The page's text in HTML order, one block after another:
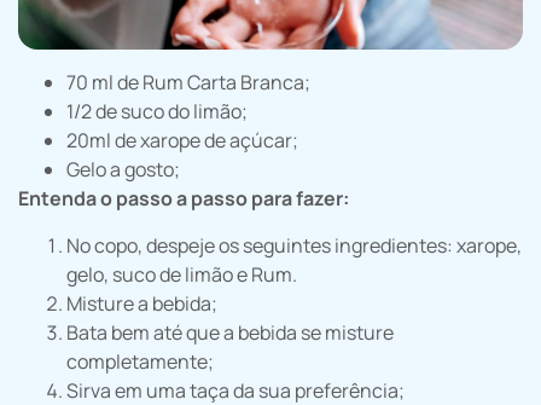
70 ml de Rum Carta Branca;
1/2 de suco do limão;
20ml de xarope de açúcar;
Gelo a gosto;
Entenda o passo a passo para fazer:
No copo, despeje os seguintes ingredientes: xarope,
gelo, suco de limão e Rum.
Misture a bebida;
Bata bem até que a bebida se misture
completamente;
Sirva em uma taça da sua preferência;